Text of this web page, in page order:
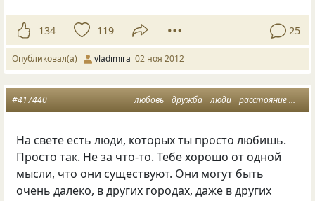
134 119 25
Опубликовал(а) vladimira 02 ноя 2012
любовь дружба люди расстояние
#417440
На свете есть люди, которых ты просто любишь.
Просто так. Не за что-то. Тебе хорошо от одной
мысли, что они существуют. Они могут быть
очень далеко, в других городах, даже в других